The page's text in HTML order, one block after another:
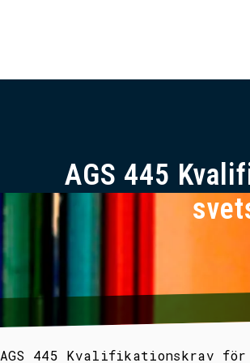
AGS 445
AGS 445 Kvalifikationskrav för